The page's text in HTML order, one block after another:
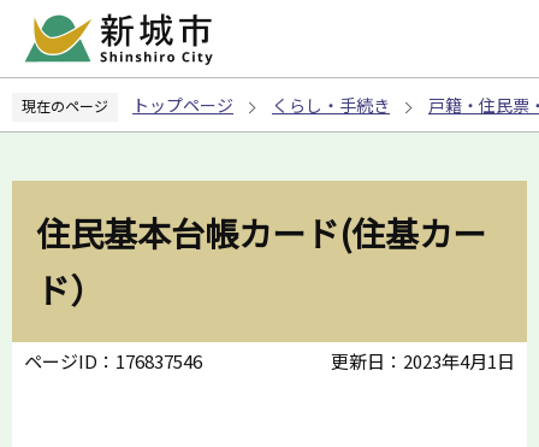
ペ
の
現在のページ トップページ くらし・手続き 戸籍・住民票
住民基本台帳カード(住基カー
ド）
ページID：176837546 更新日：2023年4月1日